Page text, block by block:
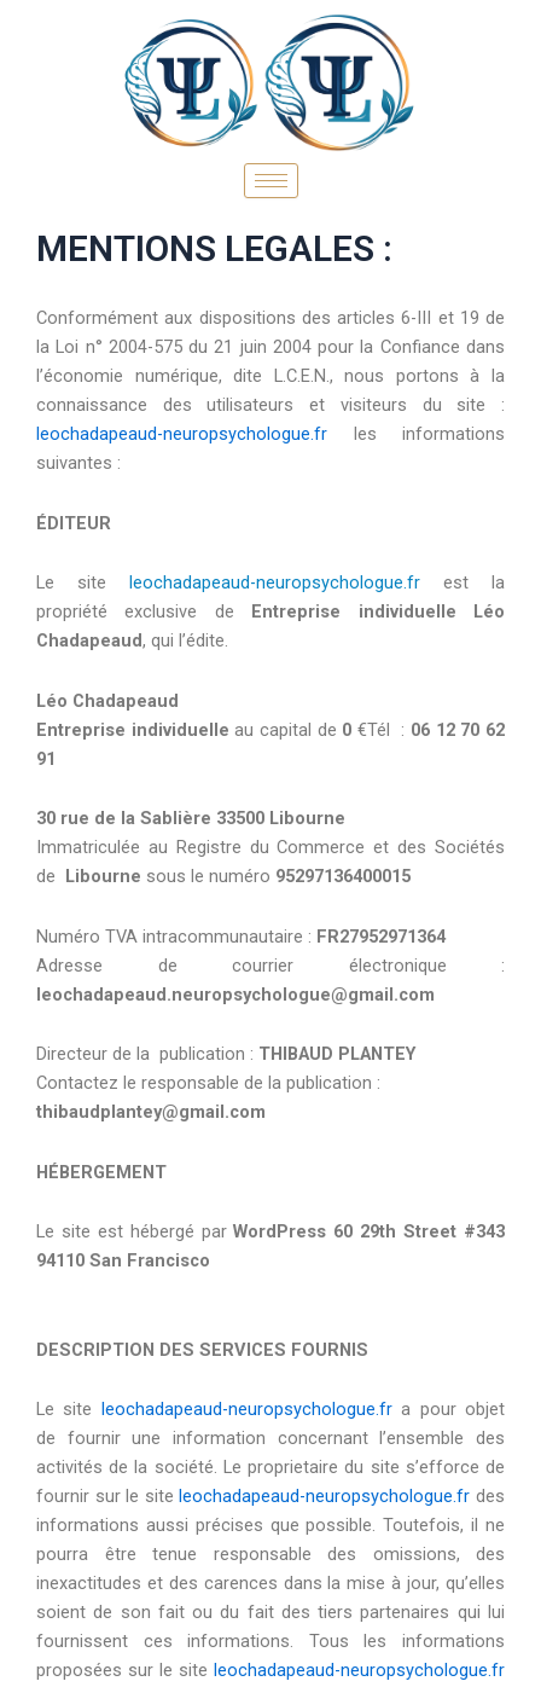
MENTIONS LEGALES :
Conformément aux dispositions des articles 6-III et 19 de
la Loi n° 2004-575 du 21 juin 2004 pour la Confiance dans
l’économie numérique, dite L.C.E.N., nous portons à la
connaissance des utilisateurs et visiteurs du site :
leochadapeaud-neuropsychologue.fr les informations
suivantes :
ÉDITEUR
Le site leochadapeaud-neuropsychologue.fr est la
propriété exclusive de Entreprise individuelle Léo
Chadapeaud, qui l’édite.
Léo Chadapeaud
Entreprise individuelleau capital de 0€Tél : 06 12 70 62
91
30 rue de la Sablière 33500 Libourne
Immatriculée au Registre du Commerce et des Sociétés
de Libourne sous le numéro 95297136400015
Numéro TVA intracommunautaire : FR27952971364
Adresse de courrier électronique :
leochadapeaud.neuropsychologue@gmail.com
Directeur de la publication : THIBAUD PLANTEY
Contactez le responsable de la publication :
thibaudplantey@gmail.com
HÉBERGEMENT
Le site est hébergé parWordPress 60 29th Street #343
94110 San Francisco
DESCRIPTION DES SERVICES FOURNIS
Le site leochadapeaud-neuropsychologue.fra pour objet
de fournir une information concernant l’ensemble des
activités de la société. Le proprietaire du site s’efforce de
fournir sur le site leochadapeaud-neuropsychologue.fr des
informations aussi précises que possible. Toutefois, il ne
pourra être tenue responsable des omissions, des
inexactitudes et des carences dans la mise à jour, qu’elles
soient de son fait ou du fait des tiers partenaires qui lui
fournissent ces informations. Tous les informations
proposées sur le site leochadapeaud-neuropsychologue.fr